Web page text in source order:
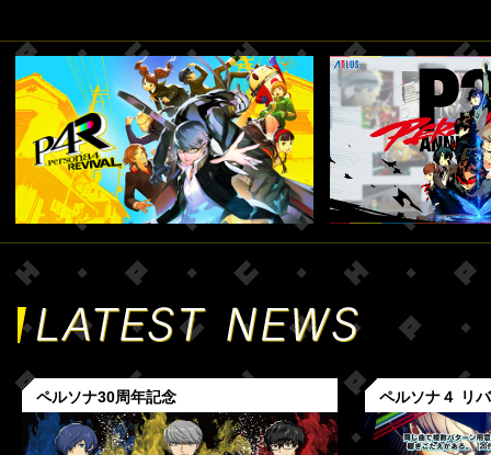
ペルソナ30周年記念 ペルソナ４ リ